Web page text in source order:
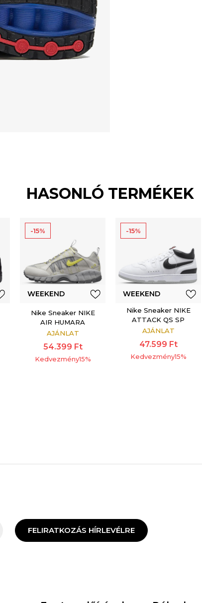
HASONLÓ TERMÉKEK
-15%
WEEKEND
OFFER
Nike Sneaker NIKE
AIR HUMARA
AJÁNLAT
54.399 Ft
Kedvezmény15%
-15%
WEEKEND
OFFER
Nike Sneaker NIKE
ATTACK QS SP
AJÁNLAT
47.599 Ft
Kedvezmény15%
FELIRATKOZÁS HÍRLEVÉLRE